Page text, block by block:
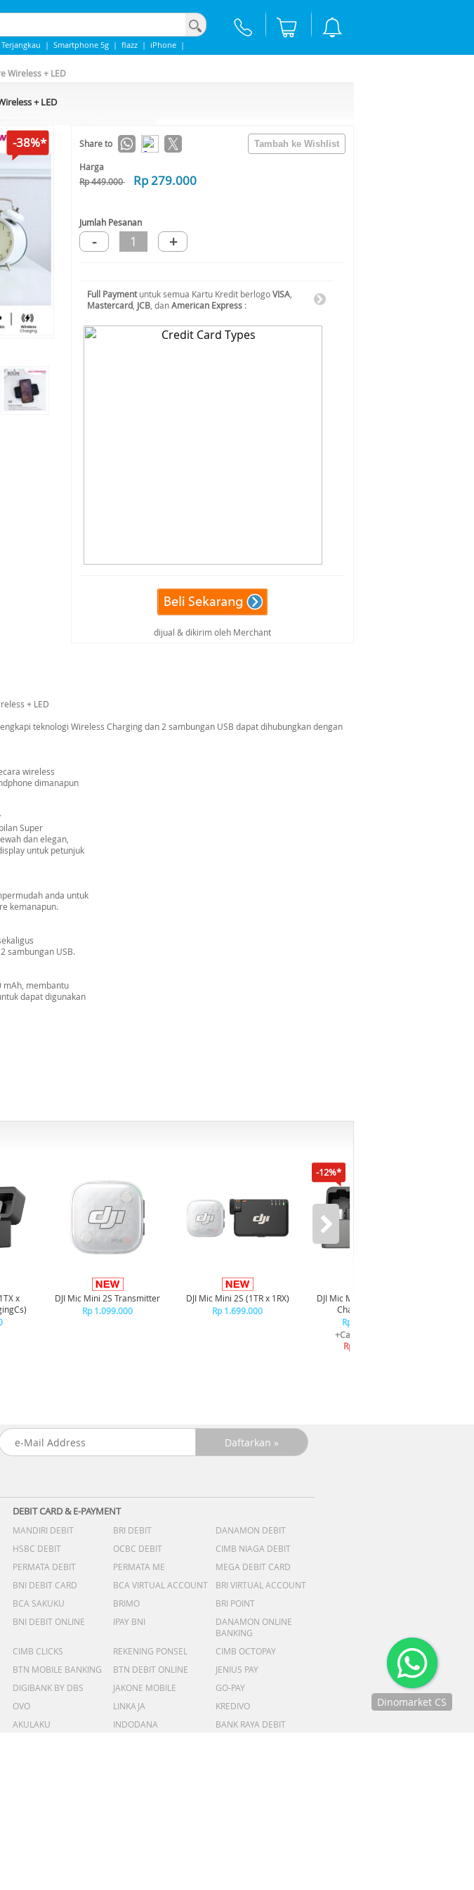
| Smartphone 5g | flazz | iPhone |
Wireless + LED
+ LED
-38%* Share to
Harga
Rp 449.000
Rp 279.000
Jumlah Pesanan
- 1 +
Full Paymentuntuk semua Kartu Kredit berlogoVISA
Mastercard JCB , danAmerican Express :
dijual & dikirim oleh Merchant
+ LED
teknologi Wireless Charging dan 2 sambungan USB dapat dihubungkan dengan
wireless
dimanapun
Super
dan elegan,
untuk petunjuk
anda untuk
kemanapun.
sambungan USB.
mAh, membantu
dapat digunakan
x
DJI Mic Mini 2S Transmitter
Rp 1.099.000
DJI Mic Mini 2S (1TR x 1RX)
Rp 1.699.000
-12%*
DJI Mic Mini 2S (2TR x 1R x
Charging Case)
Rp 2.980.000
+Cashback Bank
Rp 357.600*
DEBIT CARD & E-PAYMENT
MANDIRI DEBIT BRI DEBIT
DANAMON DEBIT
HSBC DEBIT
OCBC DEBIT
CIMB NIAGA DEBIT
PERMATA DEBIT
PERMATA ME
MEGA DEBIT CARD
BNI DEBIT CARD
BCA VIRTUAL ACCOUNT
BRI VIRTUAL ACCOUNT
BCA SAKUKU
BRIMO
BRI POINT
BNI DEBIT ONLINE
IPAY BNI
DANAMON ONLINE
BANKING
CIMB CLICKS
REKENING PONSEL
CIMB OCTOPAY
BTN MOBILE BANKING
BTN DEBIT ONLINE
JENIUS PAY
DIGIBANK BY DBS
JAKONE MOBILE
GO-PAY
OVO
LINKAJA
KREDIVO
AKULAKU
INDODANA BANK RAYA DEBIT
Dinomarket CS